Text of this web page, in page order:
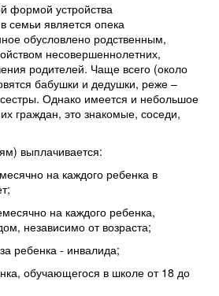
формой устройства
семьи является опека
обусловлено родственным,
несовершеннолетних,
родителей. Чаще всего (около
бабушки и дедушки, реже –
Однако имеется и небольшое
граждан, это знакомые, соседи,
выплачивается:
на каждого ребенка в
на каждого ребенка,
независимо от возраста;
ребенка - инвалида;
обучающегося в школе от 18 до